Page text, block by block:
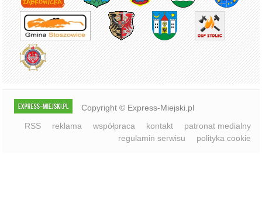
Copyright © Express-Miejski.pl
RSS
reklama współpraca kontakt
patronat medialny
regulamin serwisu
polityka cookie